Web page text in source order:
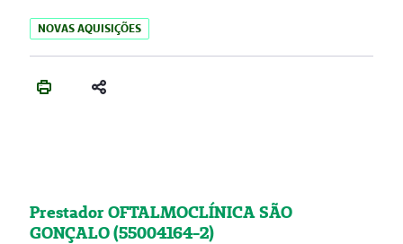
NOVAS AQUISIÇÕES
Prestador OFTALMOCLÍNICA SÃO
GONÇALO (55004164-2)